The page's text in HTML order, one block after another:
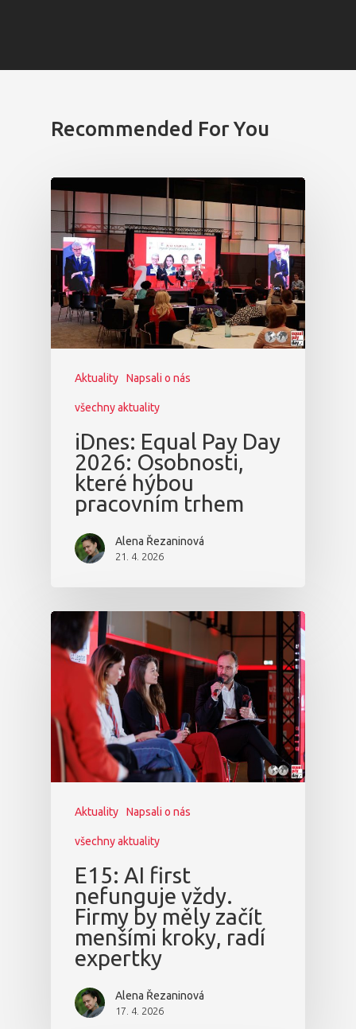
Recommended For You
Aktuality Napsali o nás
všechny aktuality
iDnes: Equal Pay Day
2026: Osobnosti,
které hýbou
pracovním trhem
Alena Řezaninová
21. 4. 2026
Aktuality Napsali o nás
všechny aktuality
E15: AI first
nefunguje vždy.
Firmy by měly začít
menšími kroky, radí
expertky
Alena Řezaninová
17. 4. 2026